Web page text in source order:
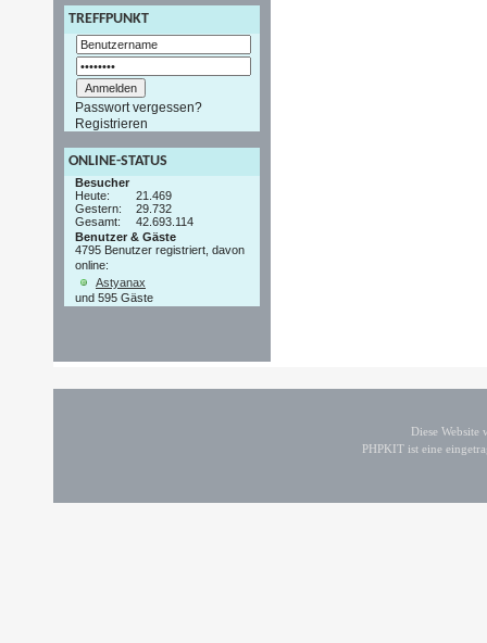
TREFFPUNKT
Passwort vergessen?
Registrieren
ONLINE-STATUS
Besucher
Heute:
21.469
Gestern:
29.732
Gesamt:
42.693.114
Benutzer & Gäste
4795 Benutzer registriert, davon
online:
Astyanax
und 595 Gäste
Diese
PHPKIT ist eine